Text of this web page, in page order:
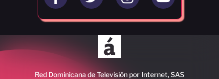
Red Dominicana de Televisión por Internet, SAS